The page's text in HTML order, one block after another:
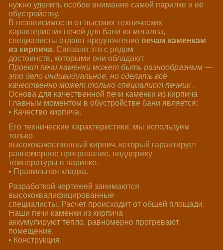
нужно уделить особое внимание самой парилке и её
обустройству.
В независимости от высоких технических
характеристик печей для бани из металла,
специалисты отдают предпочтение печам каменкам
из кирпича. Связано это с рядом
достоинств, которыми они обладают.
Проект печи каменки может быть разнообразным —
это дело индивидуальное, но сделать всё
качественно может только специалист печник .
Основа для качественной печи каменки из кирпича
Главным моментом в обустройстве бани является:
• Качество кирпича.
Его технические характеристики, мы используем
только
высококачественный кирпич, который гарантирует
равномерное прогревание, поддержку
температуры в парилке.
• Правильная кладка.
Разработкой чертежей занимаются
высококвалифицированные
специалисты. Расчет происходит от общей площади.
Наши печи каменки из кирпича
аккумулируют тепло, равномерно прогревают
помещение.
• Конструкция.